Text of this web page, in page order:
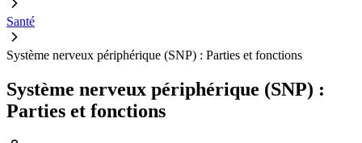
Santé
Système nerveux périphérique (SNP) : Parties et fonctions
Système nerveux périphérique (SNP) :
Parties et fonctions